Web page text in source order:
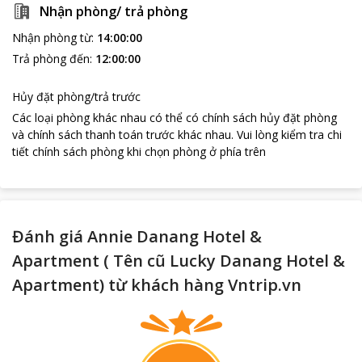
Nhận phòng/ trả phòng
Nhận phòng từ: 14:00:00
Trả phòng đến: 12:00:00
Hủy đặt phòng/trả trước
Các loại phòng khác nhau có thể có chính sách hủy đặt phòng
và chính sách thanh toán trước khác nhau. Vui lòng kiểm tra chi
tiết chính sách phòng khi chọn phòng ở phía trên
Đánh giá Annie Danang Hotel &
Apartment ( Tên cũ Lucky Danang Hotel &
Apartment) từ khách hàng Vntrip.vn